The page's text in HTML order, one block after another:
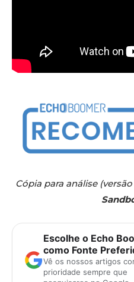
Cópia para análise
Escolhe o Echo
como Fonte
Vê os nossos artigos
prioridade sempre que